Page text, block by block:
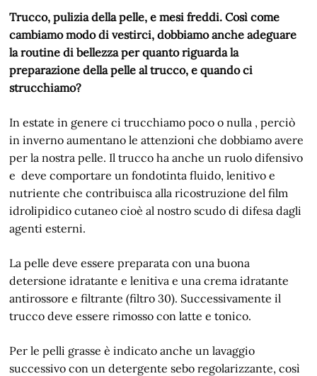
Trucco, pulizia della pelle, e mesi freddi. Così come
cambiamo modo di vestirci, dobbiamo anche adeguare
la routine di bellezza per quanto riguarda la
preparazione della pelle al trucco, e quando ci
strucchiamo?
In estate in genere ci trucchiamo poco o nulla , perciò
in inverno aumentano le attenzioni che dobbiamo avere
per la nostra pelle. Il trucco ha anche un ruolo difensivo
e deve comportare un fondotinta fluido, lenitivo e
nutriente che contribuisca alla ricostruzione del film
idrolipidico cutaneo cioè al nostro scudo di difesa dagli
agenti esterni.
La pelle deve essere preparata con una buona
detersione idratante e lenitiva e una crema idratante
antirossore e filtrante (filtro 30). Successivamente il
trucco deve essere rimosso con latte e tonico.
Per le pelli grasse è indicato anche un lavaggio
successivo con un detergente sebo regolarizzante, così